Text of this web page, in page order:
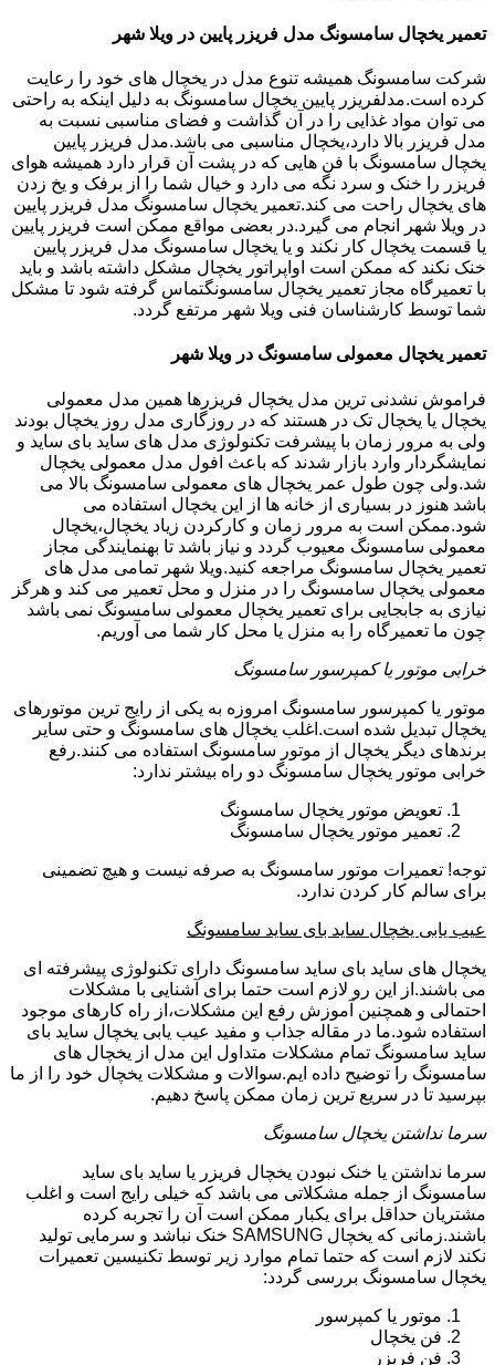
تعمیر یخچال سامسونگ مدل فریزر پایین در ویلا شهر
شرکت سامسونگ همیشه تنوع مدل در یخچال های خود را رعایت
کرده است.مدلفریزر پایین یخچال سامسونگ به دلیل اینکه به راحتی
می توان مواد غذایی را در آن گذاشت و فضای مناسبی نسبت به
مدل فریزر بالا دارد،یخچال مناسبی می باشد.مدل فریزر پایین
یخچال سامسونگ با فن هایی که در پشت آن قرار دارد همیشه هوای
فریزر را خنک و سرد نگه می دارد و خیال شما را از برفک و یخ زدن
های یخچال راحت می کند.تعمیر یخچال سامسونگ مدل فریزر پایین
در ویلا شهر انجام می گیرد.در بعضی مواقع ممکن است فریزر پایین
یا قسمت یخچال کار نکند و یا یخچال سامسونگ مدل فریزر پایین
خنک نکند که ممکن است اواپراتور یخچال مشکل داشته باشد و باید
با تعمیرگاه مجاز تعمیر یخچال سامسونگتماس گرفته شود تا مشکل
شما توسط کارشناسان فنی ویلا شهر مرتفع گردد.
تعمیر یخچال معمولی سامسونگ در ویلا شهر
فراموش نشدنی ترین مدل یخچال فریزرها همین مدل معمولی
یخچال یا یخچال تک در هستند که در روزگاری مدل روز یخچال بودند
ولی به مرور زمان با پیشرفت تکنولوژی مدل های ساید بای ساید و
نمایشگردار وارد بازار شدند که باعث افول مدل معمولی یخچال
شد.ولی چون طول عمر یخچال های معمولی سامسونگ بالا می
باشد هنوز در بسیاری از خانه ها از این یخچال استفاده می
شود.ممکن است به مرور زمان و کارکردن زیاد یخچال،یخچال
معمولی سامسونگ معیوب گردد و نیاز باشد تا بهنمایندگی مجاز
تعمیر یخچال سامسونگ مراجعه کنید.ویلا شهر تمامی مدل های
معمولی یخچال سامسونگ را در منزل و محل تعمیر می کند و هرگز
نیازی به جابجایی برای تعمیر یخچال معمولی سامسونگ نمی باشد
چون ما تعمیرگاه را به منزل یا محل کار شما می آوریم.
خرابی موتور یا کمپرسور سامسونگ
موتور یا کمپرسور سامسونگ امروزه به یکی از رایج ترین موتورهای
یخچال تبدیل شده است.اغلب یخچال های سامسونگ و حتی سایر
برندهای دیگر یخچال از موتور سامسونگ استفاده می کنند.رفع
خرابی موتور یخچال سامسونگ دو راه بیشتر ندارد:
تعویض موتور یخچال سامسونگ
تعمیر موتور یخچال سامسونگ
توجه! تعمیرات موتور سامسونگ به صرفه نیست و هیچ تضمینی
برای سالم کار کردن ندارد.
عیب یابی یخچال ساید بای ساید سامسونگ
یخچال های ساید بای ساید سامسونگ دارای تکنولوژی پیشرفته ای
می باشند.از این رو لازم است حتما برای آشنایی با مشکلات
احتمالی و همچنین آموزش رفع این مشکلات،از راه کارهای موجود
استفاده شود.ما در مقاله جذاب و مفید عیب یابی یخچال ساید بای
ساید سامسونگ تمام مشکلات متداول این مدل از یخچال های
سامسونگ را توضیح داده ایم.سوالات و مشکلات یخچال خود را از ما
بپرسید تا در سریع ترین زمان ممکن پاسخ دهیم.
سرما نداشتن یخچال سامسونگ
سرما نداشتن یا خنک نبودن یخچال فریزر یا ساید بای ساید
سامسونگ از جمله مشکلاتی می باشد که خیلی رایج است و اغلب
مشتریان حداقل برای یکبار ممکن است آن را تجربه کرده
باشند.زمانی که یخچال SAMSUNG خنک نباشد و سرمایی تولید
نکند لازم است که حتما تمام موارد زیر توسط تکنیسین تعمیرات
یخچال سامسونگ بررسی گردد:
موتور یا کمپرسور
فن یخچال
فن فریزر